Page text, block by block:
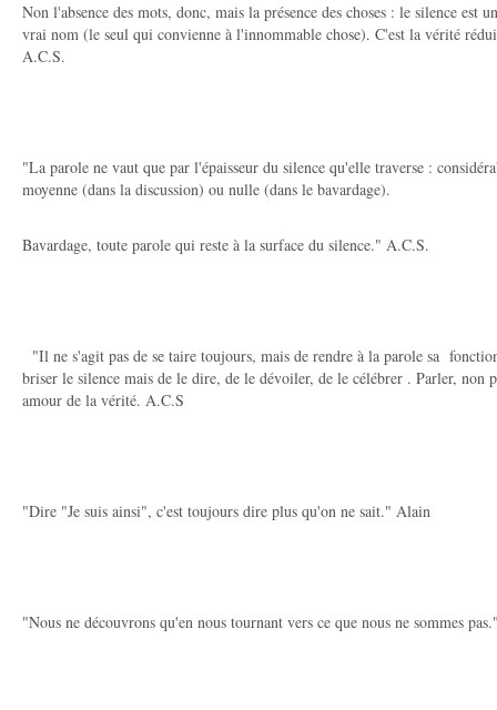
Non l'absence des mots, donc, mais la présence des choses : le silence est
vrai nom (le seul qui convienne à l'innommable chose). C'est la vérité
A.C.S.
"La parole ne vaut que par l'épaisseur du silence qu'elle traverse :
moyenne (dans la discussion) ou nulle (dans le bavardage).
Bavardage, toute parole qui reste à la surface du silence." A.C.S.
"Il ne s'agit pas de se taire toujours, mais de rendre à la parole sa
briser le silence mais de le dire, de le dévoiler, de le célébrer . Parler, non
amour de la vérité. A.C.S
"Dire "Je suis ainsi", c'est toujours dire plus qu'on ne sait." Alain
"Nous ne découvrons qu'en nous tournant vers ce que nous ne sommes